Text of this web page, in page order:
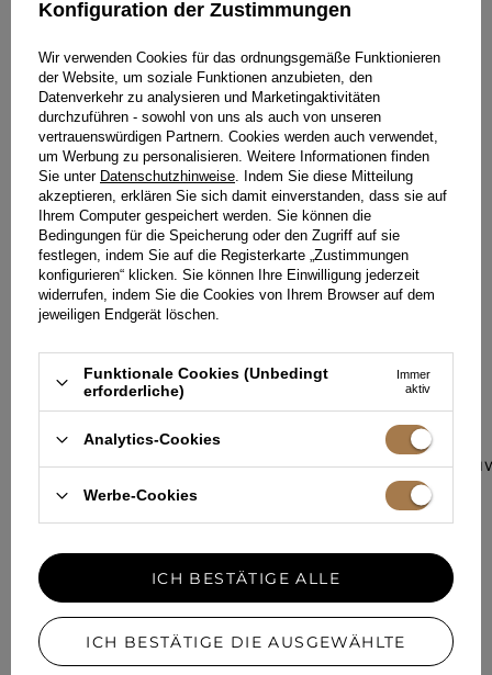
TEILEN SIE IHRE MEINUNG
MIT ANDEREN
Jede Meinung hilft anderen Kundinnen bei der Auswahl.
Wenn Sie dieses Modell getragen haben, teilen Sie bitte Ihre
Eindrücke mit - jedes Detail zähltal.
IHRE MEINUNG HINZUFÜGEN
Für Ihre Bewertung erhalten Sie15 Pkt.
in unserem Treueprogramm.
IN EINER ÄHNLICHEN FARBE
SABRINA –
PUFFÄRMELN
189,00 €
Konfiguration der Zustimmungen
Wir verwenden Cookies für das ordnungsgemäße Funktionieren
der Website, um soziale Funktionen anzubieten, den
Datenverkehr zu analysieren und Marketingaktivitäten
durchzuführen - sowohl von uns als auch von unseren
vertrauenswürdigen Partnern. Cookies werden auch verwendet,
um Werbung zu personalisieren. Weitere Informationen finden
Sie unter Datenschutzhinweise. Indem Sie diese Mitteilung
akzeptieren, erklären Sie sich damit einverstanden, dass sie auf
Ihrem Computer gespeichert werden. Sie können die
Bedingungen für die Speicherung oder den Zugriff auf sie
festlegen, indem Sie auf die Registerkarte „Zustimmungen
konfigurieren“ klicken. Sie können Ihre Einwilligung jederzeit
widerrufen, indem Sie die Cookies von Ihrem Browser auf dem
jeweiligen Endgerät löschen.
Funktionale Cookies (Unbedingt
erforderliche)
Immer
aktiv
Analytics-Cookies
Werbe-Cookies
ICH BESTÄTIGE DIE AUSGEWÄHLTE
ICH BESTÄTIGE ALLE